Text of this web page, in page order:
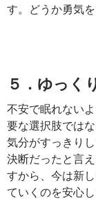
す。どうか勇気
５．ゆっく
不安で眠れない
要な選択肢では
気分がすっきり
決断だったと言
すから、今は新
ていくのを安心